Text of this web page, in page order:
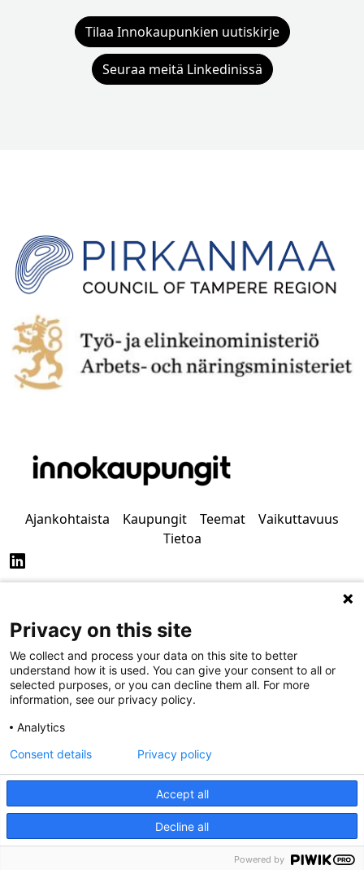
Tilaa Innokaupunkien uutiskirje
Seuraa meitä Linkedinissä
Ajankohtaista Kaupungit Teemat
Vaikuttavuus
Tietoa
Tietosuoja Saavutettavuus
Privacy on this site
We collect and process your data on this site to better
understand how it is used. You can give your consent to all or
selected purposes, or you can decline them all. For more
information, see our privacy policy.
Analytics
Accept all
Decline all
Consent details Privacy policy
Powered by